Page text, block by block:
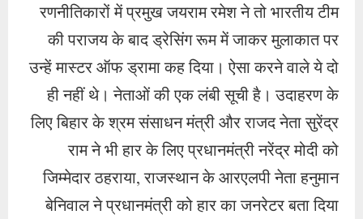
रणनीतिकारों में प्रमुख जयराम रमेश ने तो भारतीय टीम
की पराजय के बाद ड्रेसिंग रूम में जाकर मुलाकात पर
उन्हें मास्टर ऑफ ड्रामा कह दिया। ऐसा करने वाले ये दो
ही नहीं थे। नेताओं की एक लंबी सूची है। उदाहरण के
लिए बिहार के श्रम संसाधन मंत्री और राजद नेता सुरेंद्र
राम ने भी हार के लिए प्रधानमंत्री नरेंद्र मोदी को
जिम्मेदार ठहराया, राजस्थान के आरएलपी नेता हनुमान
बेनिवाल ने प्रधानमंत्री को हार का जनरेटर बता दिया